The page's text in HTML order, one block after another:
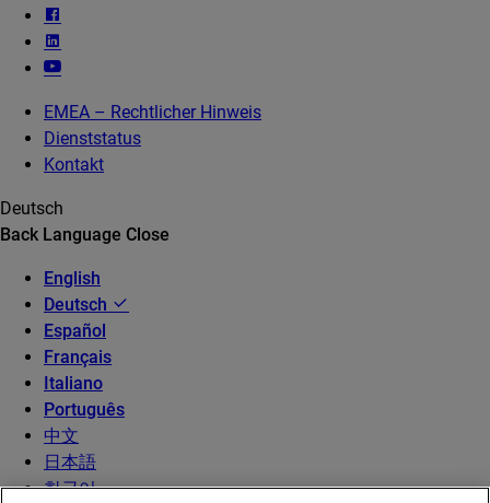
EMEA – Rechtlicher Hinweis
Dienststatus
Kontakt
Deutsch
Back Language Close
English
Deutsch
Español
Français
Italiano
Português
中文
日本語
한국어